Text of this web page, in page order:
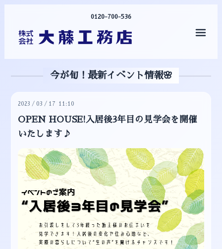
0120-700-536
今が旬！最新イベント情報🌸
2023 / 03 / 17 11:10
OPEN HOUSE!入居後3年目の見学会を開催
いたします♪